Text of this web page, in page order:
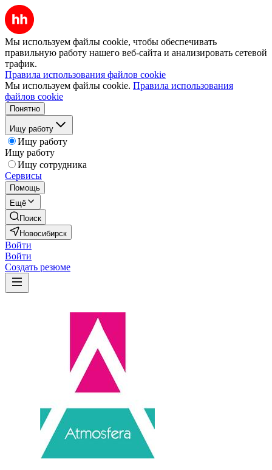
Мы используем файлы cookie, чтобы обеспечивать
правильную работу нашего веб-сайта и анализировать сетевой
трафик.
Правила использования файлов cookie
Мы используем файлы cookie. Правила использования
файлов cookie
Понятно
Ищу работу
Ищу работу
Ищу работу
Ищу сотрудника
Сервисы
Помощь
Ещё
Поиск
Новосибирск
Войти
Войти
Создать резюме